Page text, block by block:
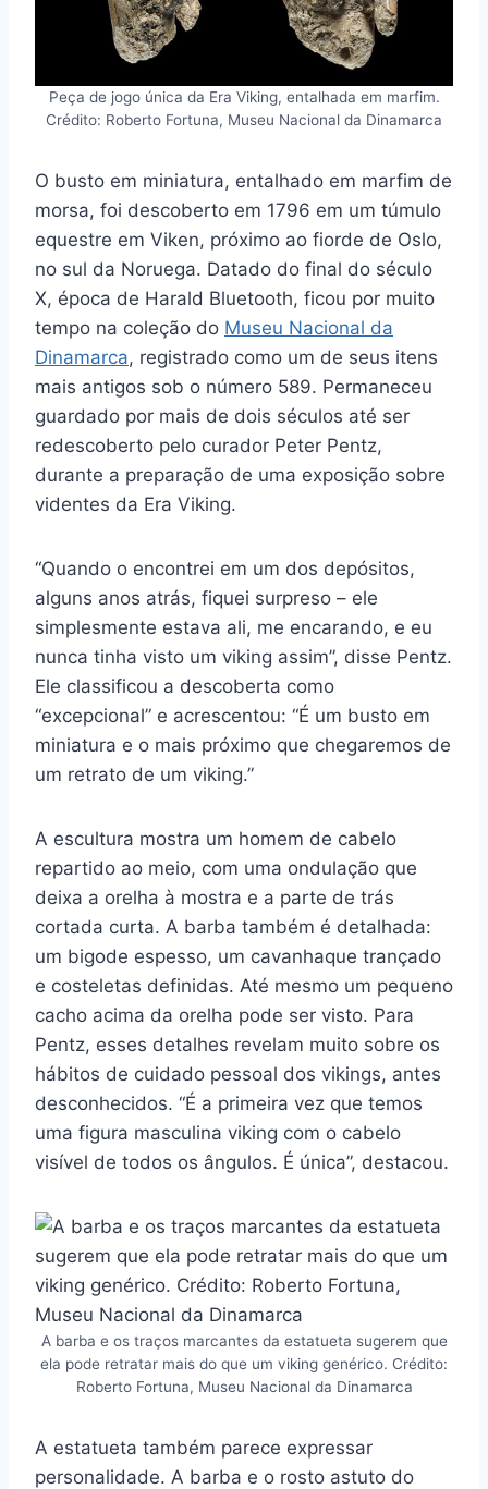
Peça de jogo única da Era Viking, entalhada em marfim.
Crédito: Roberto Fortuna, Museu Nacional da Dinamarca
O busto em miniatura, entalhado em marfim de
morsa, foi descoberto em 1796 em um túmulo
equestre em Viken, próximo ao fiorde de Oslo,
no sul da Noruega. Datado do final do século
X, época de Harald Bluetooth, ficou por muito
tempo na coleção do Museu Nacional da
Dinamarca, registrado como um de seus itens
mais antigos sob o número 589. Permaneceu
guardado por mais de dois séculos até ser
redescoberto pelo curador Peter Pentz,
durante a preparação de uma exposição sobre
videntes da Era Viking.
“Quando o encontrei em um dos depósitos,
alguns anos atrás, fiquei surpreso – ele
simplesmente estava ali, me encarando, e eu
nunca tinha visto um viking assim”, disse Pentz.
Ele classificou a descoberta como
“excepcional” e acrescentou: “É um busto em
miniatura e o mais próximo que chegaremos de
um retrato de um viking.”
A escultura mostra um homem de cabelo
repartido ao meio, com uma ondulação que
deixa a orelha à mostra e a parte de trás
cortada curta. A barba também é detalhada:
um bigode espesso, um cavanhaque trançado
e costeletas definidas. Até mesmo um pequeno
cacho acima da orelha pode ser visto. Para
Pentz, esses detalhes revelam muito sobre os
hábitos de cuidado pessoal dos vikings, antes
desconhecidos. “É a primeira vez que temos
uma figura masculina viking com o cabelo
visível de todos os ângulos. É única”, destacou.
A barba e os traços marcantes da estatueta sugerem que
ela pode retratar mais do que um viking genérico. Crédito:
Roberto Fortuna, Museu Nacional da Dinamarca
A estatueta também parece expressar
personalidade. A barba e o rosto astuto do